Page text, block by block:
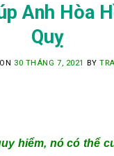
Anh Hòa
Quỵ
30 THÁNG 7, 2021 BY
hiểm, nó có thể